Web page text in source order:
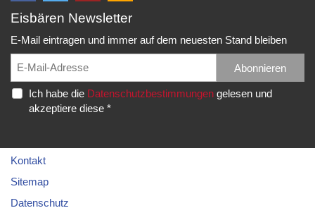
Folge
auf
Facebook
und
erhalte
die
Folge
auf
Twitter
und
erhalte
die
EC
Eppelheim
Rudolf-
Diesel-
Str.
Eppelheim
Falls
unsere
Spielberichte,
etc.
Eisbären Newsletter
E-Mail eintragen und immer auf dem neuesten Stand bleiben
Abonnieren
Ich habe die Datenschutzbestimmungengelesen und
akzeptiere diese *
Kontakt
Sitemap
Datenschutz